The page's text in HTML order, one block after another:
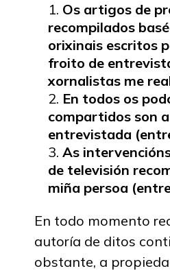
Os artigos de
recompilados
orixinais escritos
froito de
xornalistas me
En todos os
compartidos son
entrevistada
As
de televisión
miña persoa
En todo momento
autoría de ditos
obstante, a